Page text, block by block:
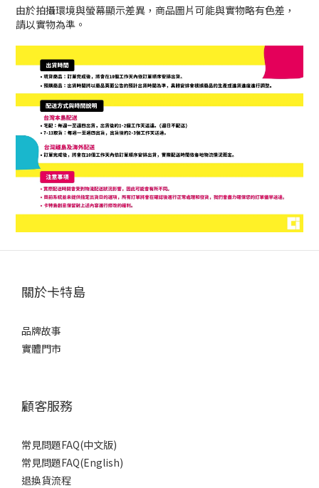
由於拍攝環境與螢幕顯示差異，商品圖片可能與實物略有色差，
請以實物為準。
關於卡特島
品牌故事
實體門市
顧客服務
常見問題FAQ(中文版)
常見問題FAQ(English)
退換貨流程